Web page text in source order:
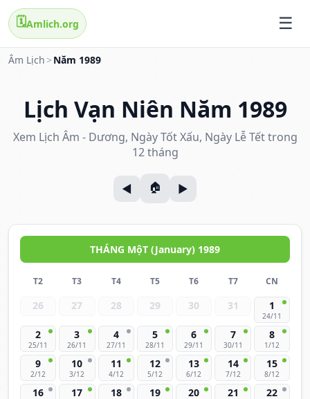
🗓️Amlich.org
Âm Lịch > Năm 1989
Lịch Vạn Niên Năm 1989
Xem Lịch Âm - Dương, Ngày Tốt Xấu, Ngày Lễ Tết trong
12 tháng
THÁNG MộT (January) 1989
T2 T3 T4 T5 T6 T7 CN
26 27 28 29 30 31 1
24/11
2
25/11
3
26/11
4
27/11
5
28/11
6
29/11
7
30/11
8
1/12
9
2/12
10
3/12
11
4/12
12
5/12
13
6/12
14
7/12
15
8/12
16 17 18 19 20 21 22